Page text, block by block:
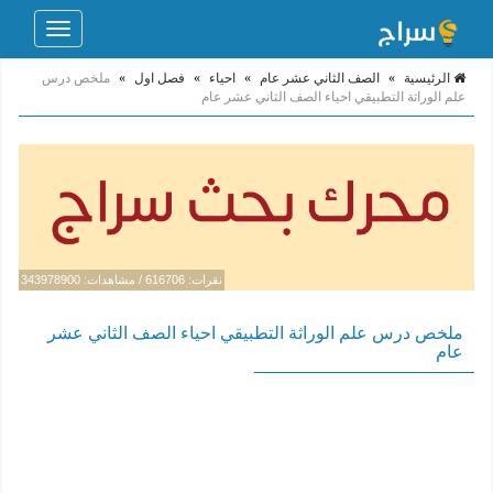
Toggle
الرئيسية » الصف الثاني عشر عام » احياء » فصل اول » ملخص درس
علم الوراثة التطبيقي احياء الصف الثاني عشر عام
نقرات: 616706 / مشاهدات: 343978900
ملخص درس علم الوراثة التطبيقي احياء الصف الثاني عشر
عام